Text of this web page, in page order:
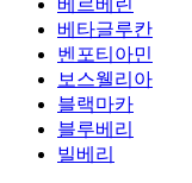
베타글루칸
벤포티아민
보스웰리아
블랙마카
블루베리
빌베리